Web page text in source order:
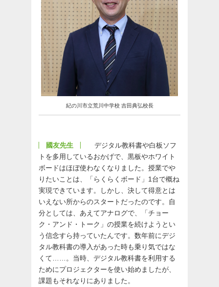
紀の川市立荒川中学校 吉田典弘校長
國友先生
デジタル教科書や白板ソフ
トを多用しているおかげで、黒板やホワイト
ボードはほぼ使わなくなりました。授業でや
りたいことは、「らくらくボード」1台で概ね
実現できています。しかし、決して得意とは
いえない所からのスタートだったのです。自
分としては、あえてアナログで、「チョー
ク・アンド・トーク」の授業を続けようとい
う信念すら持っていたんです。数年前にデジ
タル教科書の導入があった時も乗り気ではな
くて……。当時、デジタル教科書を利用する
ためにプロジェクターを使い始めましたが、
課題もそれなりにありました。